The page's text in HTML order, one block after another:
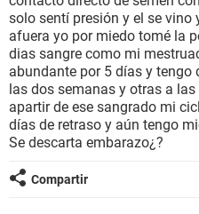
GLOSARIO
solo sentí presión y el se vino
afuera yo por miedo tomé la
dias sangre como mi
abundante por 5 días y tengo
las dos semanas y otras a
apartir de ese sangrado mi
días de retraso y aún tengo
Se descarta embarazo¿?
Compartir